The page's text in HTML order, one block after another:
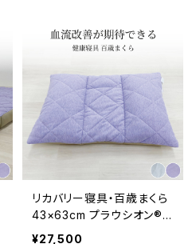
リカバリー寝具・百歳まくら
43×63cm プラウシオン®
加工
¥27,500